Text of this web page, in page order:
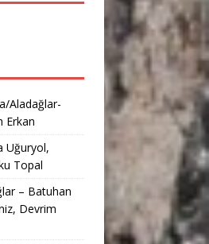
Aladağlar-
Erkan
Uğuryol,
Topal
– Batuhan
Devrim